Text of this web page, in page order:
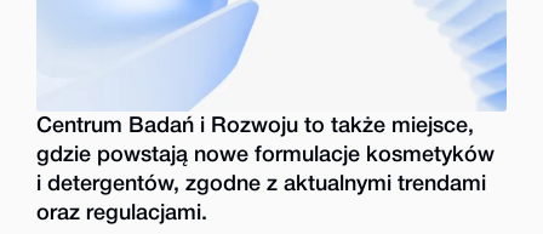
Centrum Badań i Rozwoju to także miejsce,
gdzie powstają nowe formulacje kosmetyków
i detergentów, zgodne z aktualnymi trendami
oraz regulacjami.